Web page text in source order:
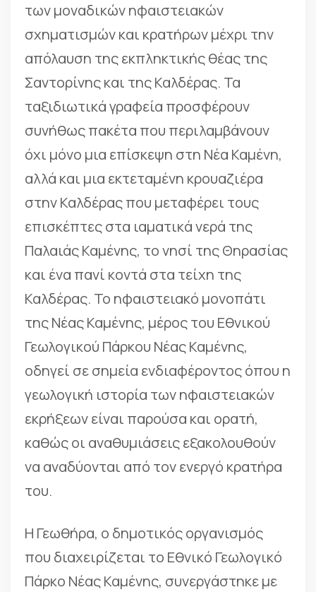
των μοναδικών ηφαιστειακών
σχηματισμών και κρατήρων μέχρι την
απόλαυση της εκπληκτικής θέας της
Σαντορίνης και της Καλδέρας. Τα
ταξιδιωτικά γραφεία προσφέρουν
συνήθως πακέτα που περιλαμβάνουν
όχι μόνο μια επίσκεψη στη Νέα Καμένη,
αλλά και μια εκτεταμένη κρουαζιέρα
στην Καλδέρας που μεταφέρει τους
επισκέπτες στα ιαματικά νερά της
Παλαιάς Καμένης, το νησί της Θηρασίας
και ένα πανί κοντά στα τείχη της
Καλδέρας. Το ηφαιστειακό μονοπάτι
της Νέας Καμένης, μέρος του Εθνικού
Γεωλογικού Πάρκου Νέας Καμένης,
οδηγεί σε σημεία ενδιαφέροντος όπου η
γεωλογική ιστορία των ηφαιστειακών
εκρήξεων είναι παρούσα και ορατή,
καθώς οι αναθυμιάσεις εξακολουθούν
να αναδύονται από τον ενεργό κρατήρα
του.
Η Γεωθήρα, ο δημοτικός οργανισμός
που διαχειρίζεται το Εθνικό Γεωλογικό
Πάρκο Νέας Καμένης, συνεργάστηκε με